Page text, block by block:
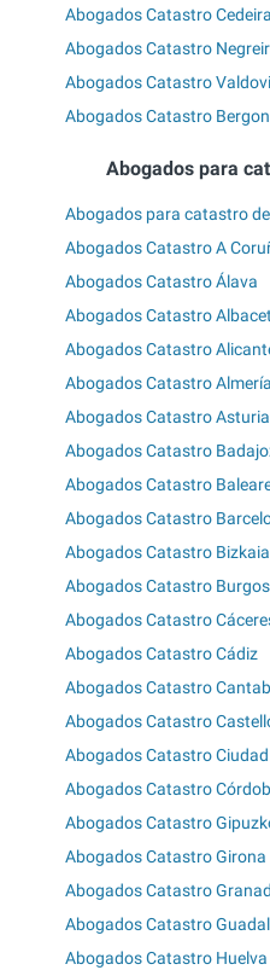
Abogados Catastro Cedeira
Abogados Catastro
Abogados Catastro
Abogados Catastro
Abogados para
Abogados para catastro
Abogados Catastro A
Abogados Catastro Álava
Abogados Catastro
Abogados Catastro
Abogados Catastro Almería
Abogados Catastro
Abogados Catastro
Abogados Catastro
Abogados Catastro
Abogados Catastro Bizkaia
Abogados Catastro Burgos
Abogados Catastro
Abogados Catastro Cádiz
Abogados Catastro
Abogados Catastro
Abogados Catastro Ciudad
Abogados Catastro
Abogados Catastro
Abogados Catastro Girona
Abogados Catastro
Abogados Catastro
Abogados Catastro Huelva